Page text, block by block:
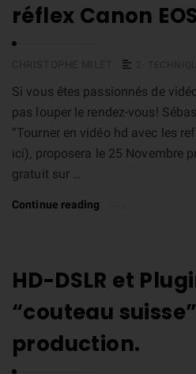
réflex Canon
Si vous êtes passionnés de
pas louper le rendez-vous!
“ Tourner en vidéo hd avec les
ici), proposera le 25 Novembre
gratuit sur …
Continue reading
HD-DSLR et
“couteau
production.